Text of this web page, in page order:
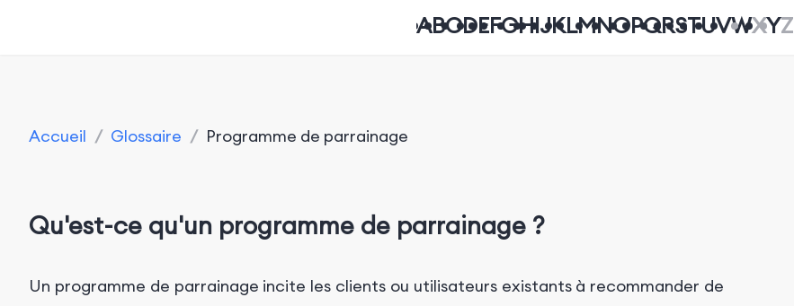
ABCDEFGHIJKLMNOPQRSTUVWXYZ
Accueil / Glossaire / Programme de parrainage
Qu'est-ce qu'un programme de parrainage ?
Un programme de parrainage incite les clients ou utilisateurs existants à recommander de